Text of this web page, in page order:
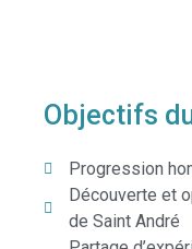
Objectifs
Progression
Découverte et
de Saint André